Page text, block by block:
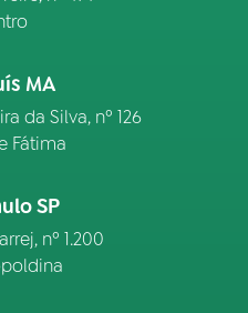
MA
da Silva, nº 126
Fátima
SP
nº 1.200